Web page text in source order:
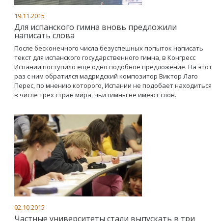
19.11.2015
Для испанского гимна вновь предложили
написать слова
После бесконечного числа безуспешных попыток написать
текст для испанского государственного гимна, в Конгресс
Испании поступило еще одно подобное предложение. На этот
раз с ним обратился мадридский композитор Виктор Лаго
Перес, по мнению которого, Испании не подобает находиться
в числе трех стран мира, чьи гимны не имеют слов.
02.10.2015
Частные университеты стали выпускать в три